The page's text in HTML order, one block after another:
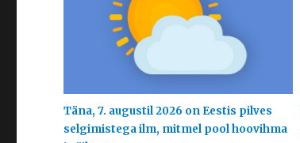
Täna, 7. augustil 2026 on Eestis pilves
selgimistega ilm, mitmel pool hoovihma